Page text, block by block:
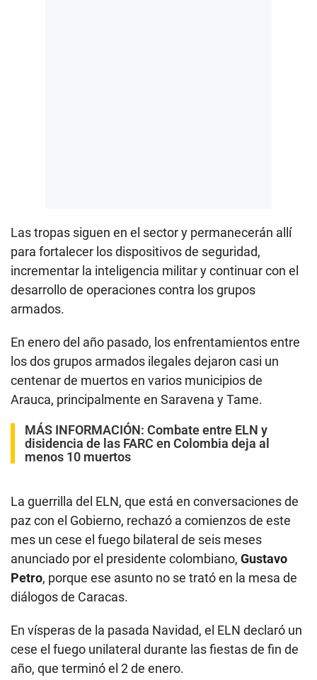
Las tropas siguen en el sector y permanecerán allí
para fortalecer los dispositivos de seguridad,
incrementar la inteligencia militar y continuar con el
desarrollo de operaciones contra los grupos
armados.
En enero del año pasado, los enfrentamientos entre
los dos grupos armados ilegales dejaron casi un
centenar de muertos en varios municipios de
Arauca, principalmente en Saravena y Tame.
MÁS INFORMACIÓN: Combate entre ELN y
disidencia de las FARC en Colombia deja al
menos 10 muertos
La guerrilla del ELN, que está en conversaciones de
paz con el Gobierno, rechazó a comienzos de este
mes un cese el fuego bilateral de seis meses
anunciado por el presidente colombiano, Gustavo
Petro, porque ese asunto no se trató en la mesa de
diálogos de Caracas.
En vísperas de la pasada Navidad, el ELN declaró un
cese el fuego unilateral durante las fiestas de fin de
año, que terminó el 2 de enero.